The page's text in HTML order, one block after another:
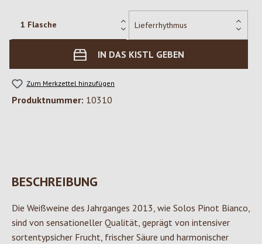
IN DAS KISTL GEBEN
Zum Merkzettel hinzufügen
Produktnummer: 10310
BESCHREIBUNG
Die Weißweine des Jahrganges 2013, wie Solos Pinot Bianco,
sind von sensationeller Qualität, geprägt von intensiver
sortentypsicher Frucht, frischer Säure und harmonischer